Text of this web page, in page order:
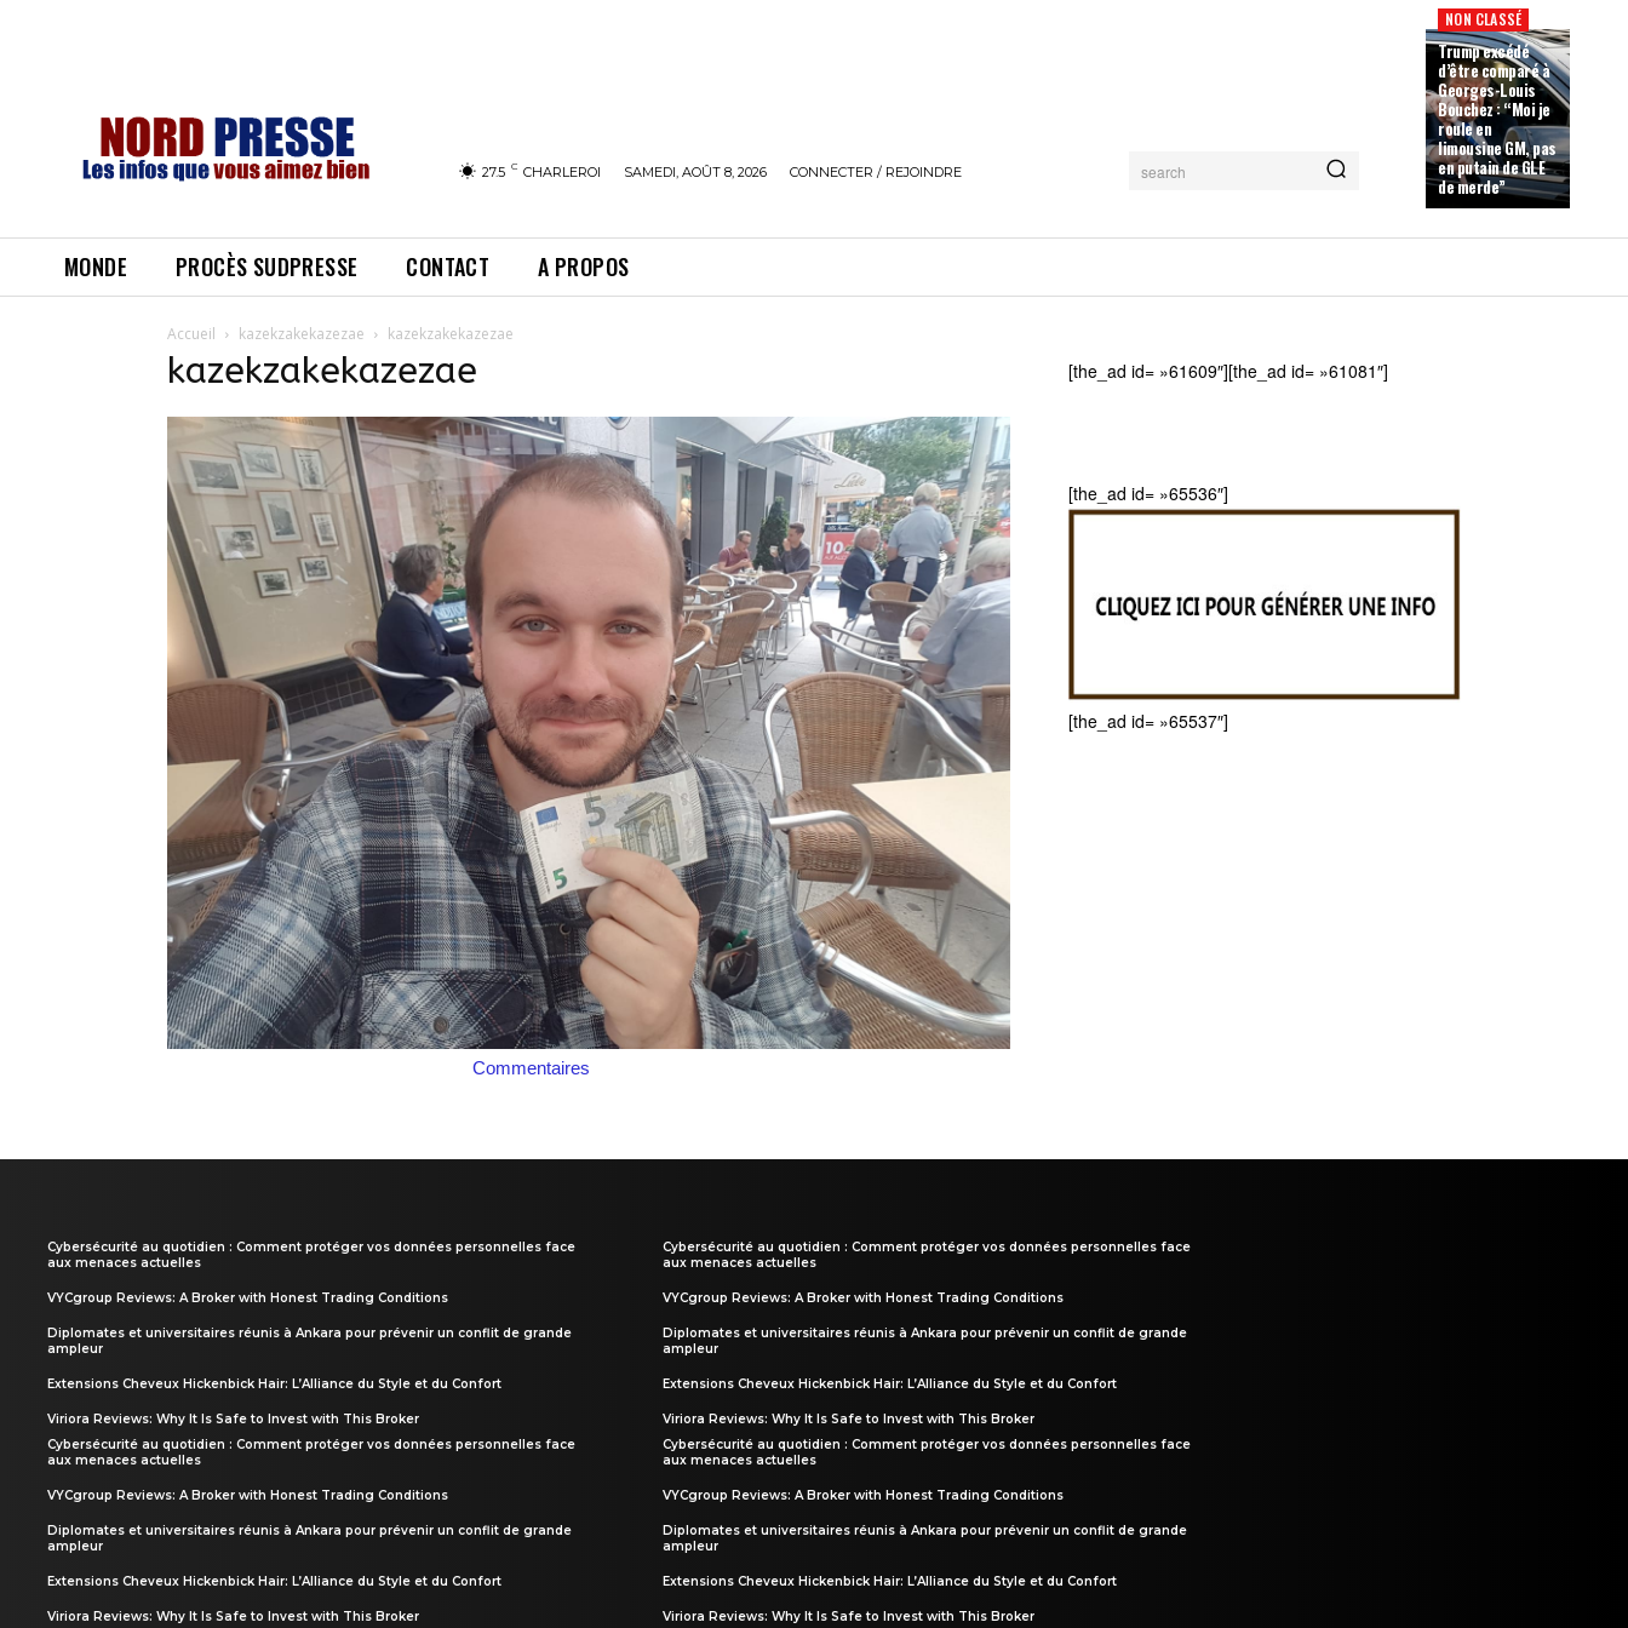
27.5 C CHARLEROI SAMEDI, AOÛT 8, 2026 CONNECTER / REJOINDRE search
NON CLASSÉ
Trump excédé
d’être comparé à
Georges-Louis
Bouchez : “Moi je
roule en
limousine GM, pas
en putain de GLE
de merde”
MONDE PROCÈS SUDPRESSE CONTACT A PROPOS
Accueil kazekzakekazezae kazekzakekazezae
kazekzakekazezae
Commentaires
[the_ad id= »61609″][the_ad id= »61081″]
[the_ad id= »65536″]
[the_ad id= »65537″]
Cybersécurité au quotidien : Comment protéger vos données personnelles face
aux menaces actuelles
VYCgroup Reviews: A Broker with Honest Trading Conditions
Diplomates et universitaires réunis à Ankara pour prévenir un conflit de grande
ampleur
Extensions Cheveux Hickenbick Hair: L’Alliance du Style et du Confort
Viriora Reviews: Why It Is Safe to Invest with This Broker
Cybersécurité au quotidien : Comment protéger vos données personnelles face
aux menaces actuelles
VYCgroup Reviews: A Broker with Honest Trading Conditions
Diplomates et universitaires réunis à Ankara pour prévenir un conflit de grande
ampleur
Extensions Cheveux Hickenbick Hair: L’Alliance du Style et du Confort
Viriora Reviews: Why It Is Safe to Invest with This Broker
Cybersécurité au quotidien : Comment protéger vos données personnelles face
aux menaces actuelles
VYCgroup Reviews: A Broker with Honest Trading Conditions
Diplomates et universitaires réunis à Ankara pour prévenir un conflit de grande
ampleur
Extensions Cheveux Hickenbick Hair: L’Alliance du Style et du Confort
Viriora Reviews: Why It Is Safe to Invest with This Broker
Cybersécurité au quotidien : Comment protéger vos données personnelles face
aux menaces actuelles
VYCgroup Reviews: A Broker with Honest Trading Conditions
Diplomates et universitaires réunis à Ankara pour prévenir un conflit de grande
ampleur
Extensions Cheveux Hickenbick Hair: L’Alliance du Style et du Confort
Viriora Reviews: Why It Is Safe to Invest with This Broker